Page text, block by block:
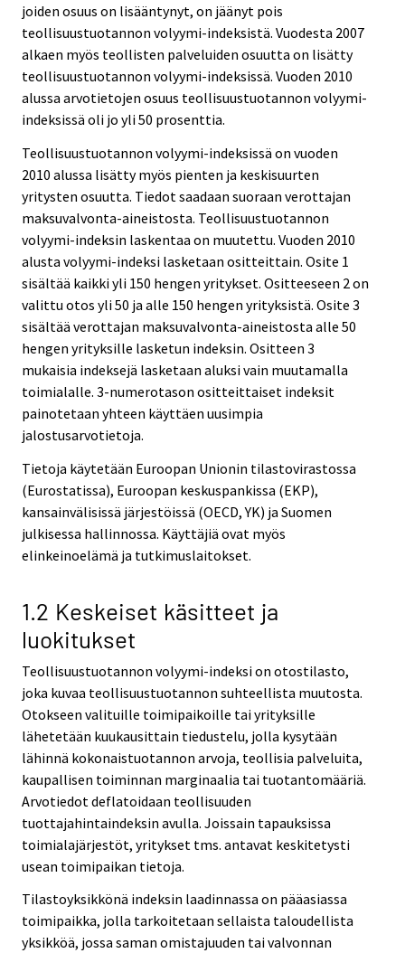
joiden osuus on lisääntynyt, on jäänyt pois
teollisuustuotannon volyymi-indeksistä. Vuodesta 2007
alkaen myös teollisten palveluiden osuutta on lisätty
teollisuustuotannon volyymi-indeksissä. Vuoden 2010
alussa arvotietojen osuus teollisuustuotannon volyymi-
indeksissä oli jo yli 50 prosenttia.
Teollisuustuotannon volyymi-indeksissä on vuoden
2010 alussa lisätty myös pienten ja keskisuurten
yritysten osuutta. Tiedot saadaan suoraan verottajan
maksuvalvonta-aineistosta. Teollisuustuotannon
volyymi-indeksin laskentaa on muutettu. Vuoden 2010
alusta volyymi-indeksi lasketaan ositteittain. Osite 1
sisältää kaikki yli 150 hengen yritykset. Ositteeseen 2 on
valittu otos yli 50 ja alle 150 hengen yrityksistä. Osite 3
sisältää verottajan maksuvalvonta-aineistosta alle 50
hengen yrityksille lasketun indeksin. Ositteen 3
mukaisia indeksejä lasketaan aluksi vain muutamalla
toimialalle. 3-numerotason ositteittaiset indeksit
painotetaan yhteen käyttäen uusimpia
jalostusarvotietoja.
Tietoja käytetään Euroopan Unionin tilastovirastossa
(Eurostatissa), Euroopan keskuspankissa (EKP),
kansainvälisissä järjestöissä (OECD, YK) ja Suomen
julkisessa hallinnossa. Käyttäjiä ovat myös
elinkeinoelämä ja tutkimuslaitokset.
1.2 Keskeiset käsitteet ja
luokitukset
Teollisuustuotannon volyymi-indeksi on otostilasto,
joka kuvaa teollisuustuotannon suhteellista muutosta.
Otokseen valituille toimipaikoille tai yrityksille
lähetetään kuukausittain tiedustelu, jolla kysytään
lähinnä kokonaistuotannon arvoja, teollisia palveluita,
kaupallisen toiminnan marginaalia tai tuotantomääriä.
Arvotiedot deflatoidaan teollisuuden
tuottajahintaindeksin avulla. Joissain tapauksissa
toimialajärjestöt, yritykset tms. antavat keskitetysti
usean toimipaikan tietoja.
Tilastoyksikkönä indeksin laadinnassa on pääasiassa
toimipaikka, jolla tarkoitetaan sellaista taloudellista
yksikköä, jossa saman omistajuuden tai valvonnan